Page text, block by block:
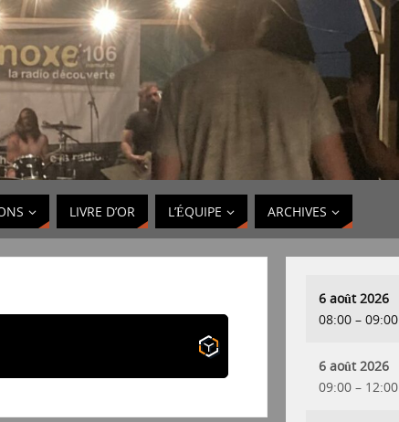
LIVRE D’OR L’ÉQUIPE ARCHIVES
6 août 2026
08:00 – 09:00
6 août 2026
09:00 – 12:00